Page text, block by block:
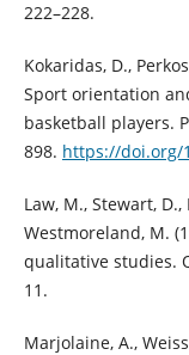
222–228.
Kokaridas, D.,
Sport orientation
basketball players.
898. https://doi.org/
Law, M., Stewart, D.,
Westmoreland, M.
qualitative studies.
11.
Marjolaine, A.,